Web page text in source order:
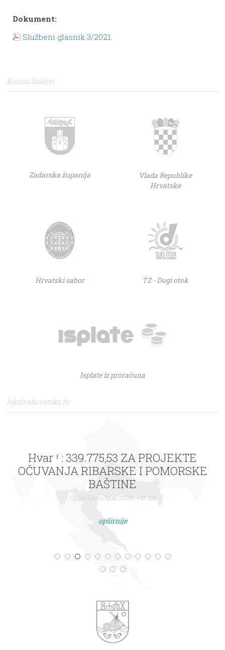
Dokument:
Službeni glasnik 3/2021.
korisni linkovi
Zadarska županija
Vlada Republike
Hrvatske
Hrvatski sabor TZ - Dugi otok
Isplate iz proračuna
lokalnahrvatska.hr
Hvar ᶠ : 339.775,53 ZA PROJEKTE
OČUVANJA RIBARSKE I POMORSKE
BAŠTINE
Objavljeno 7.08.2026. - 17:20
opširnije